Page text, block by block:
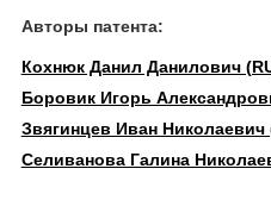
Авторы патента:
Кохнюк Данил Данилович
Боровик Игорь
Звягинцев Иван Николаевич
Селиванова Галина